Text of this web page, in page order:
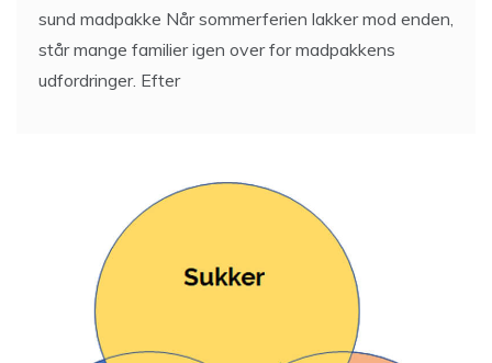
sund madpakke Når sommerferien lakker mod enden,
står mange familier igen over for madpakkens
udfordringer. Efter